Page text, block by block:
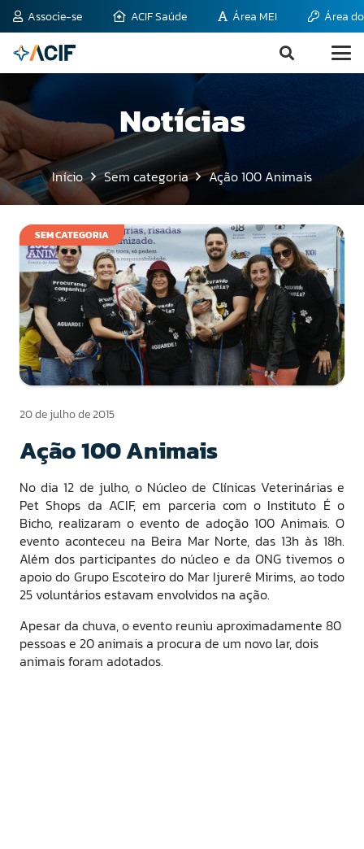
Associe-se ACIF Saúde Área MEI Área
Notícias
Início Sem categoria Ação 100 Animais
SEM CATEGORIA
20 de julho de 2015
Ação 100 Animais
No dia 12 de julho, o Núcleo de Clínicas Veterinárias e
Pet Shops da ACIF, em parceria com o Instituto É o
Bicho, realizaram o evento de adoção 100 Animais. O
evento aconteceu na Beira Mar Norte, das 13h às 18h.
Além dos participantes do núcleo e da ONG tivemos o
apoio do Grupo Escoteiro do Mar Ijurerê Mirims, ao todo
25 voluntários estavam envolvidos na ação.
Apesar da chuva, o evento reuniu aproximadamente 80
pessoas e 20 animais a procura de um novo lar, dois
animais foram adotados.